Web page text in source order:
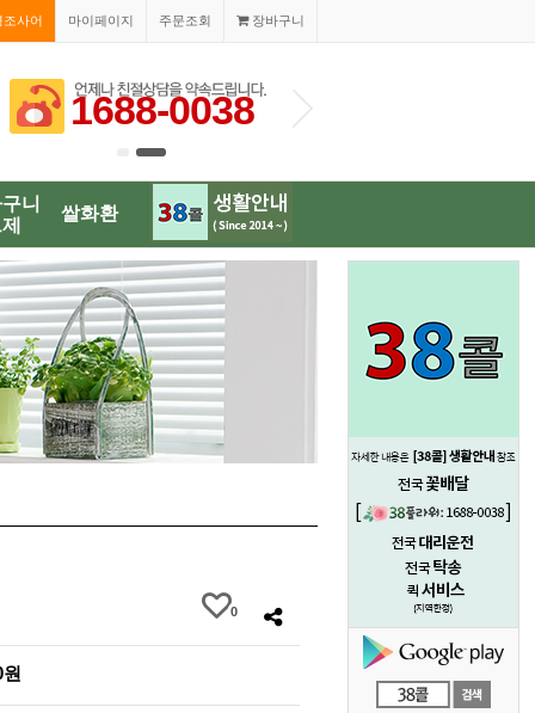
장바구니
주문조회
마이페이지
조사어
1688-0038
니
쌀화환
0